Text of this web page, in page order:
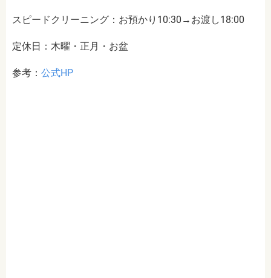
スピードクリーニング：お預かり10:30→お渡し18:00
定休日：木曜・正月・お盆
参考： 公式HP